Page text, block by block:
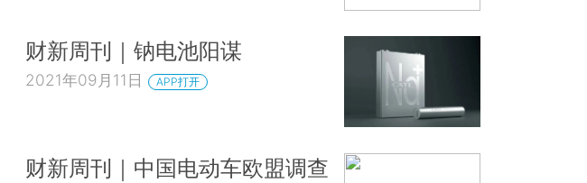
财新周刊｜钠电池阳谋
2021年09月11日 APP打开
财新周刊｜中国电动车欧盟调查